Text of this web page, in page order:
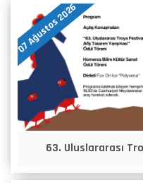
07 Ağustos 2026
63. Uluslararası